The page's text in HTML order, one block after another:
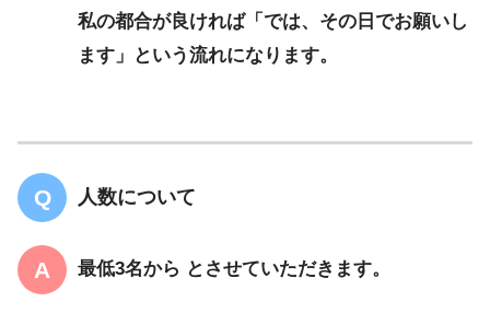
私の都合が良ければ「では、その日でお願いし
ます」という流れになります。
人数について
最低3名から とさせていただきます。